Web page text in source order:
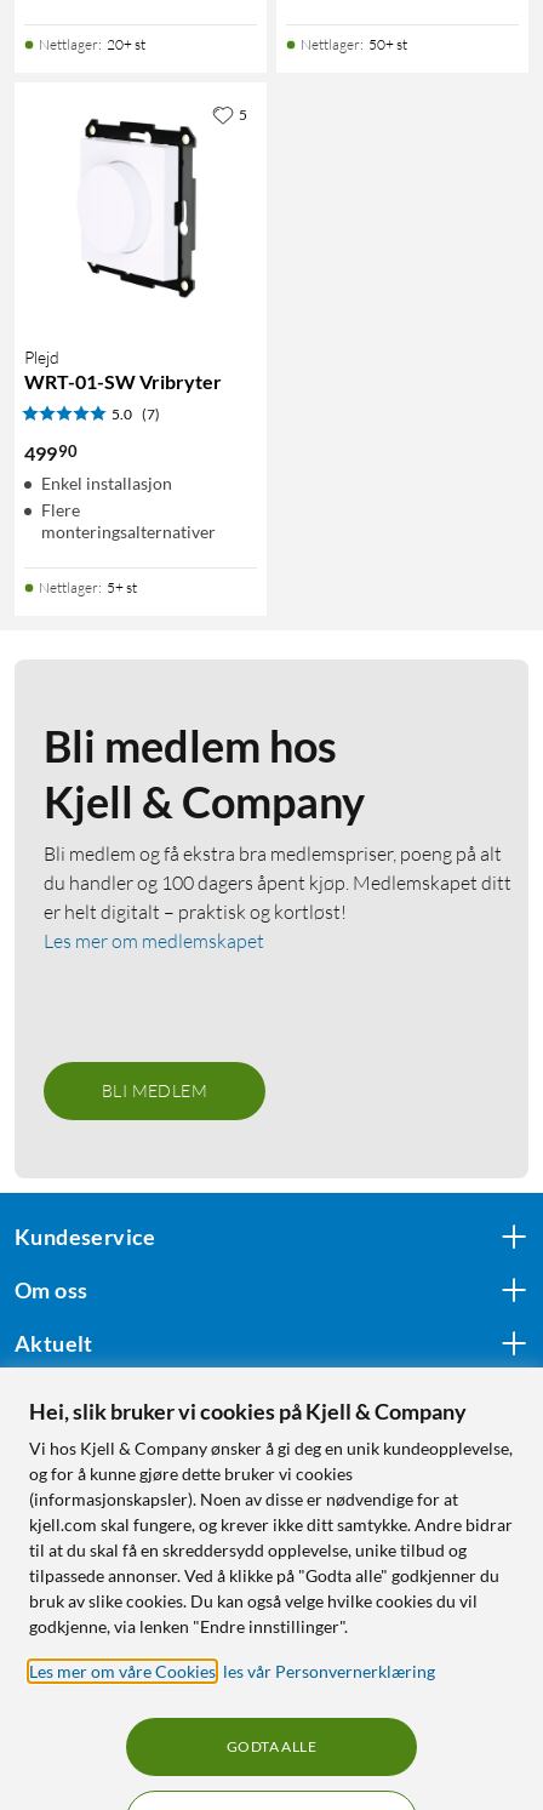
Nettlager: 20+ st Nettlager: 50+ st
Plejd
WRT-01-SW Vribryter
5.0 (7)
49990
Enkel installasjon
Flere
monteringsalternativer
Nettlager: 5+ st
5
Bli medlem hos
Kjell & Company
Bli medlem og få ekstra bra medlemspriser, poeng på alt
du handler og 100 dagers åpent kjøp. Medlemskapet ditt
er helt digitalt – praktisk og kortløst!
Les mer om medlemskapet
BLI MEDLEM
Kundeservice
Om oss
Aktuelt
Følg oss
Handle fra:
Sverige
Norge
Hei, slik bruker vi cookies på Kjell & Company
Vi hos Kjell & Company ønsker å gi deg en unik kundeopplevelse,
og for å kunne gjøre dette bruker vi cookies
(informasjonskapsler). Noen av disse er nødvendige for at
kjell.com skal fungere, og krever ikke ditt samtykke. Andre bidrar
til at du skal få en skreddersydd opplevelse, unike tilbud og
tilpassede annonser. Ved å klikke på "Godta alle" godkjenner du
bruk av slike cookies. Du kan også velge hvilke cookies du vil
godkjenne, via lenken "Endre innstillinger".
Les mer om våre Cookies les vår Personvernerklæring
GODTA ALLE